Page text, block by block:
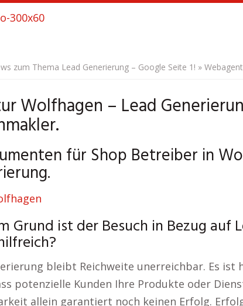
zum Thema Lead Generierung – Google Seite 1! »
Wolfhagen – Lead
für Shop Betreiber in
Grund ist der Besuch in Bezug auf
bleibt Reichweite unerreichbar. Es ist
potenzielle Kunden Ihre Produkte oder
allein garantiert noch keinen Erfolg.